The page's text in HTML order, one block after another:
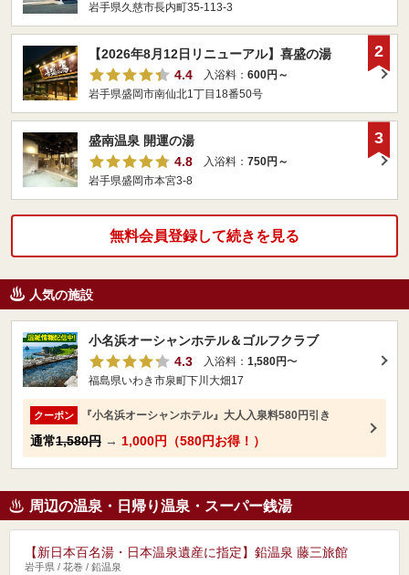
岩手県久慈市長内町35-113-3
【2026年8月12日リニューアル】喜盛の湯
4.4
入浴料： 600円～
岩手県盛岡市南仙北1丁目18番50号
2
盛南温泉 開運の湯
4.8
入浴料： 750円～
岩手県盛岡市本宮3-8
3
無料会員登録して続きを見る
人気の施設
小名浜オーシャンホテル＆ゴルフクラブ
4.3
入浴料： 1,580円〜
福島県いわき市泉町下川大畑17
クーポン 『小名浜オーシャンホテル』大人入泉料580円引き
通常1,580円 → 1,000円（580円お得！）
周辺の温泉・日帰り温泉・スーパー銭湯
【新日本百名湯・日本温泉遺産に指定】鉛温泉 藤三旅館
岩手県 / 花巻 / 鉛温泉